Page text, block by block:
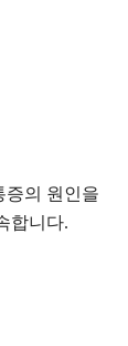
증의 원인을
합니다.